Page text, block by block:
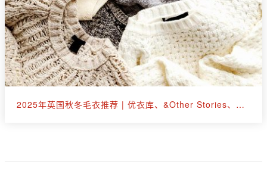
2025年英国秋冬毛衣推荐 | 优衣库、&Other Stories、拉夫劳伦等30+款